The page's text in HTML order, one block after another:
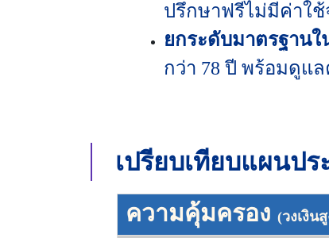
ปรึกษาฟรีไม่มีค่าใช้
ยกระดับมาตรฐานใ
กว่า 78 ปี พร้อมดูแ
เปรียบเทียบแผนป
ความคุ้มครอง(วงเงิน